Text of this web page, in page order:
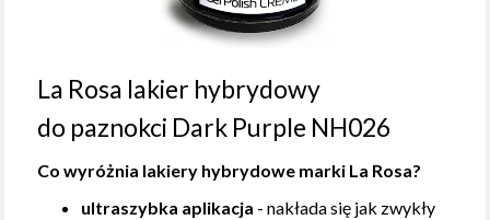
La Rosa lakier hybrydowy
do paznokci Dark Purple NH026
Co wyróżnia lakiery hybrydowe marki La Rosa?
ultraszybka aplikacja - nakłada się jak zwykły